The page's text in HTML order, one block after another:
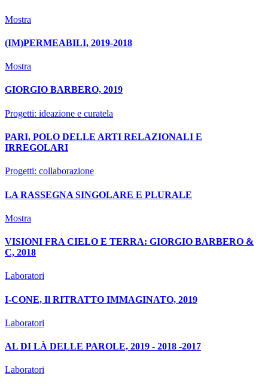
Mostra
(IM)PERMEABILI, 2019-2018
Mostra
GIORGIO BARBERO, 2019
Progetti: ideazione e curatela
PARI, POLO DELLE ARTI RELAZIONALI E
IRREGOLARI
Progetti: collaborazione
LA RASSEGNA SINGOLARE E PLURALE
Mostra
VISIONI FRA CIELO E TERRA: GIORGIO BARBERO &
C, 2018
Laboratori
I-CONE, Il RITRATTO IMMAGINATO, 2019
Laboratori
AL DI LÀ DELLE PAROLE, 2019 - 2018 -2017
Laboratori